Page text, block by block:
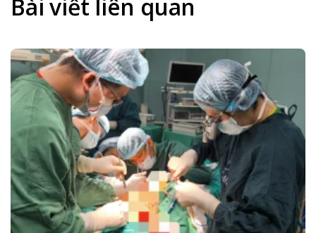
THỊ
THÁNG
PHẢI
NỘI
SOI
CẤP
CỨU
Bài viết liên quan